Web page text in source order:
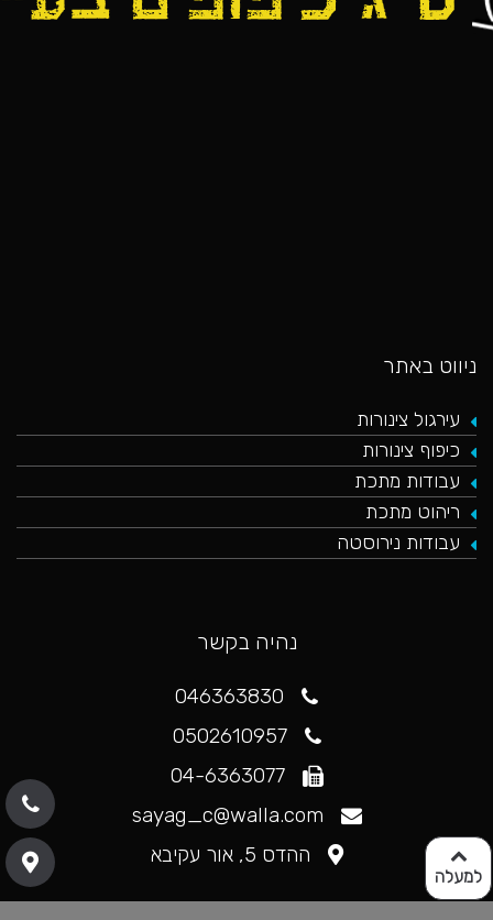
למעלה
ניווט באתר
עירגול צינורות
כיפוף צינורות
עבודות מתכת
ריהוט מתכת
עבודות נירוסטה
נהיה בקשר
046363830
0502610957
04-6363077
sayag_c@walla.com
ההדס 5, אור עקיבא